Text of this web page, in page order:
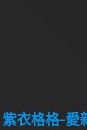
紫衣格格-愛